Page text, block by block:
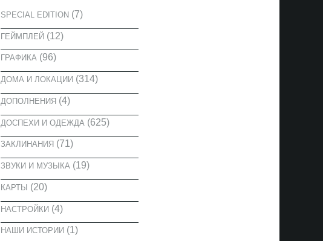
SPECIAL EDITION(7)
ГЕЙМПЛЕЙ(12)
ГРАФИКА (96)
ДОМА И ЛОКАЦИИ(314)
ДОПОЛНЕНИЯ(4)
ДОСПЕХИ И ОДЕЖДА (625)
ЗАКЛИНАНИЯ(71)
ЗВУКИ И МУЗЫКА (19)
КАРТЫ (20)
НАСТРОЙКИ(4)
НАШИ ИСТОРИИ(1)